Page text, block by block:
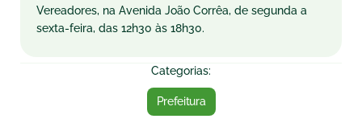
Vereadores, na Avenida João Corrêa, de segunda a
sexta-feira, das 12h30 às 18h30.
Categorias:
Prefeitura